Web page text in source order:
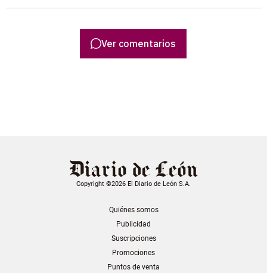
Ver comentarios
Copyright ©2026 El Diario de León S.A.
Quiénes somos
Publicidad
Suscripciones
Promociones
Puntos de venta